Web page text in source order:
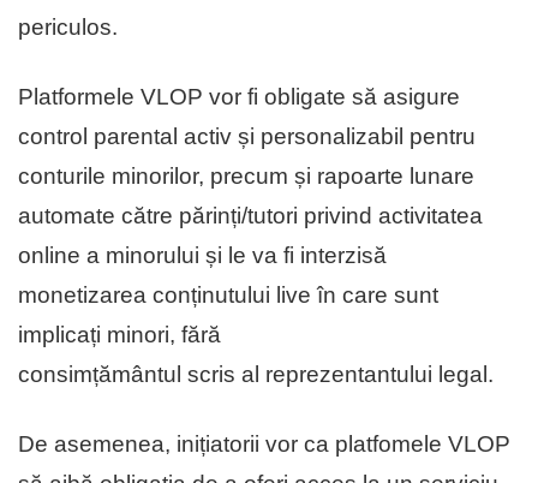
periculos.
Platformele VLOP vor fi obligate să asigure
control parental activ și personalizabil pentru
conturile minorilor, precum și rapoarte lunare
automate către părinți/tutori privind activitatea
online a minorului și le va fi interzisă
monetizarea conținutului live în care sunt
implicați minori, fără
consimțământul scris al reprezentantului legal.
De asemenea, inițiatorii vor ca platfomele VLOP